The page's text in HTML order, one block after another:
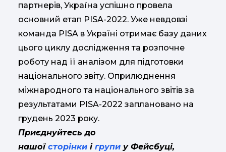
партнерів, Україна успішно провела
основний етап PISA-2022. Уже невдовзі
команда PISA в Україні отримає базу даних
цього циклу дослідження та розпочне
роботу над її аналізом для підготовки
національного звіту. Оприлюднення
міжнародного та національного звітів за
результатами PISA-2022 заплановано на
грудень 2023 року.
Приєднуйтесь до
нашоїсторінки ігрупи у Фейсбуці,